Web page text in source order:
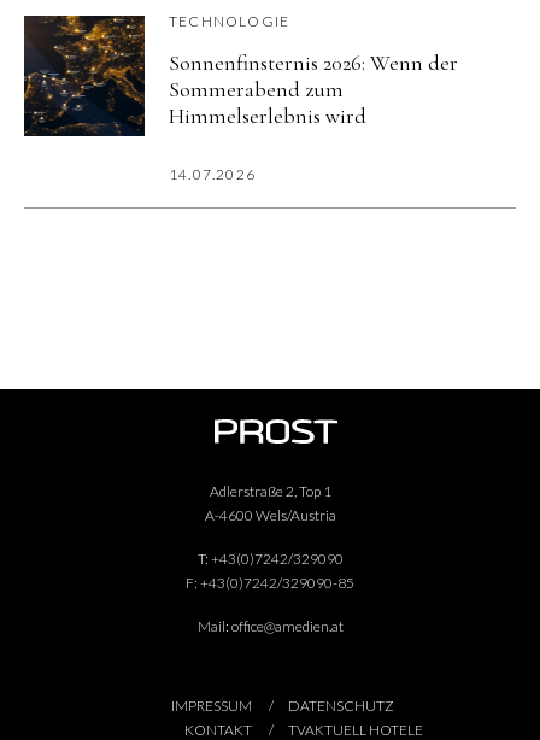
TECHNOLOGIE
Sonnenfinsternis 2026: Wenn der
Sommerabend zum
Himmelserlebnis wird
14.07.2026
Adlerstraße 2, Top 1
A-4600 Wels/Austria
T: +43(0)7242/329090
F: +43(0)7242/329090-85
Mail: office@amedien.at
IMPRESSUM
DATENSCHUTZ
KONTAKT
TVAKTUELL HOTELE